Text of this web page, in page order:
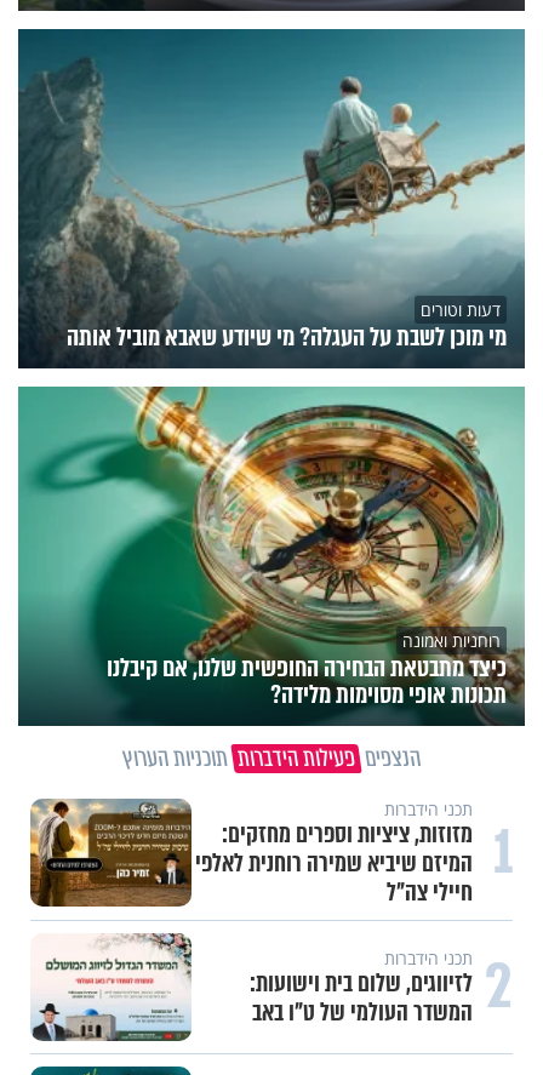
דעות וטורים
מי מוכן לשבת על העגלה? מי שיודע שאבא מוביל אותה
רוחניות ואמונה
כיצד מתבטאת הבחירה החופשית שלנו, אם קיבלנו
תכונות אופי מסוימות מלידה?
הנצפים פעילות הידברות תוכניות הערוץ
1 תכני הידברות
מזוזות, ציציות וספרים מחזקים:
המיזם שיביא שמירה רוחנית לאלפי
חיילי צה"ל
2 תכני הידברות
לזיווגים, שלום בית וישועות:
המשדר העולמי של ט"ו באב